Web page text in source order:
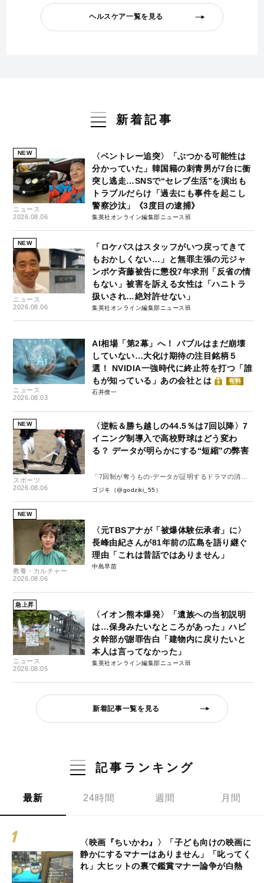
ヘルスケア一覧を見る
新着記事
NEW
ニュース
2026.08.06
〈ベントレー追突〉「ぶつかる可能性は
分かっていた」韓国籍の刺青男が7台に衝
突し逃走…SNSで“セレブ生活”を演出も
トラブルだらけ「過去にも事件を起こし
警察沙汰」《3度目の逮捕》
集英社オンライン編集部ニュース班
NEW
ニュース
2026.08.06
「ロケバスはスタッフがいつ戻ってきて
もおかしくない…」と無罪主張の元ジャ
ンポケ斉藤被告に懲役7年求刑「反省の情
もない」被害を訴える女性は「ハニトラ
扱いされ…絶対許せない」
集英社オンライン編集部ニュース班
ニュース
2026.08.03
AI相場「第2幕」へ！ バブルはまだ崩壊
していない…大化け期待の注目銘柄５
選！ NVIDIA一強時代に終止符を打つ「誰
もが知っている」あの会社とは
有料
石井僚一
NEW
スポーツ
2026.08.06
〈逆転＆勝ち越しの44.5％は7回以降〉7
イニング制導入で高校野球はどう変わ
る？ データが明らかにする“短縮”の弊害
「7回制が奪うもの-データが証明するドラマの消
失-」
ゴジキ（@godziki_55）
NEW
教養・カルチャー
2026.08.06
〈元TBSアナが「被爆体験伝承者」に〉
長峰由紀さんが81年前の広島を語り継ぐ
理由「これは昔話ではありません」
中島早苗
急上昇
ニュース
2026.08.05
〈イオン熊本爆発〉「遺族への当初説明
は…保身みたいなところがあった」ハビ
タ幹部が謝罪告白「建物内に戻りたいと
本人は言ってなかった」
集英社オンライン編集部ニュース班
新着記事一覧を見る
記事ランキング
最新 24時間 週間 月間
〈映画『ちいかわ』〉「子ども向けの映画に
静かにするマナーはありません」「叱ってく
れ」大ヒットの裏で鑑賞マナー論争が白熱